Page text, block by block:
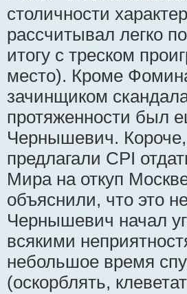
столичности
рассчитывал легко
итогу с треском
место). Кроме
зачинщиком
протяженности был
Чернышевич.
предлагали CPI
Мира на откуп
объяснили, что это
Чернышевич начал
всякими
небольшое время
(оскорблять,